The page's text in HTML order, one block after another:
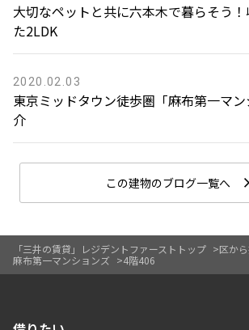
「三井の賃貸」レジデントファーストトップ 区か
麻布第一マンションズ
4階406
大切なペットと共に六本木で暮らそう
た2LDK
2020.02.03
東京ミッドタウン徒歩圏「麻布第一マ
介
この建物のブログ一覧へ